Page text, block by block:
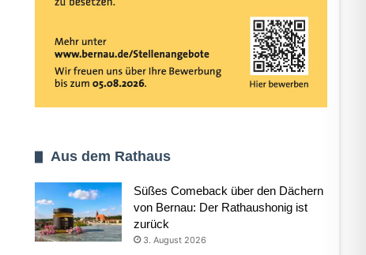
Aus dem Rathaus
Süßes Comeback über den Dächern
von Bernau: Der Rathaushonig ist
zurück
3. August 2026